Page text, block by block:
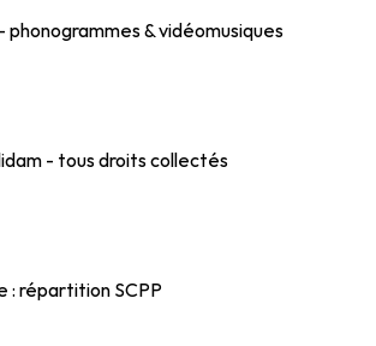
phonogrammes & vidéomusiques
- tous droits collectés
: répartition SCPP